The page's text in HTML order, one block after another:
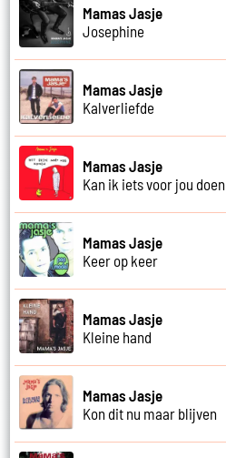
Mamas Jasje
Josephine
Mamas Jasje
Kalverliefde
Mamas Jasje
Kan ik iets voor jou doen
Mamas Jasje
Keer op keer
Mamas Jasje
Kleine hand
Mamas Jasje
Kon dit nu maar blijven